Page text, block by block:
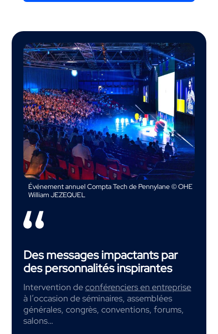
Événement annuel Compta Tech de Pennylane © OHE
William JEZEQUEL
Des messages impactants par
des personnalités inspirantes
Intervention deconférenciers en entreprise
à l’occasion de séminaires, assemblées
générales, congrès, conventions, forums,
salons…